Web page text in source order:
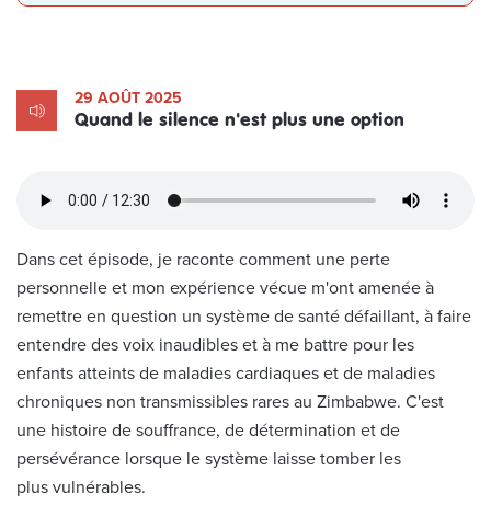
29 AOÛT 2025
Quand le silence n'est plus une option
Dans cet épisode, je raconte comment une perte
personnelle et mon expérience vécue m'ont amenée à
remettre en question un système de santé défaillant, à faire
entendre des voix inaudibles et à me battre pour les
enfants atteints de maladies cardiaques et de maladies
chroniques non transmissibles rares au Zimbabwe. C'est
une histoire de souffrance, de détermination et de
persévérance lorsque le système laisse tomber les
plus vulnérables.